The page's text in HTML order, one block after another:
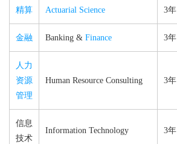
精算 Actuarial Science 3年
金融 Banking & Finance 3年
人力
资源
管理
Human Resource Consulting 3年
信息
技术
Information Technology 3年